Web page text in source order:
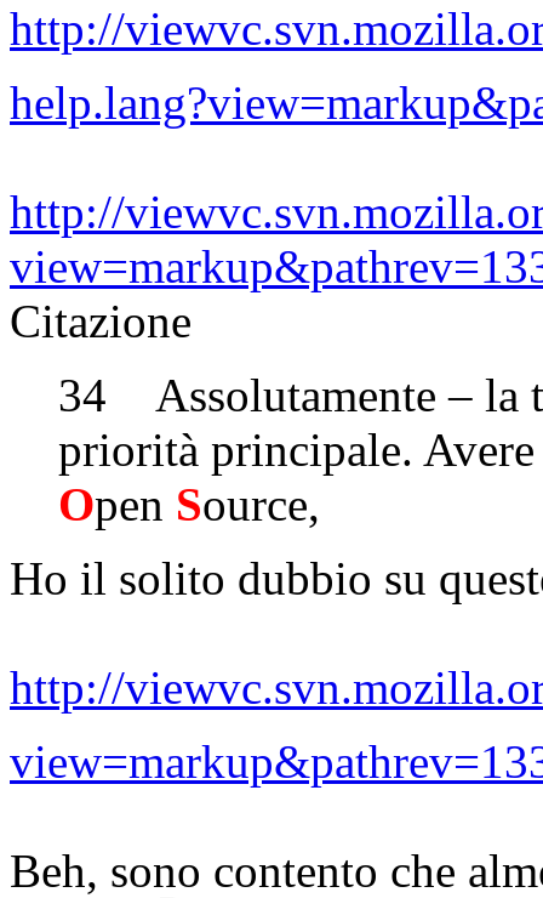
http://
http://
Citazione
34 Assolutamente – la
priorità principale.
Open Source,
Ho il solito dubbio su
http://
Beh, sono contento che